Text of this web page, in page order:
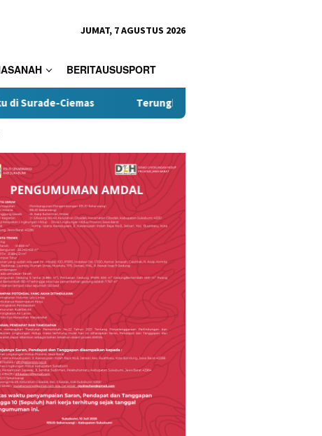
JUMAT, 7 AGUSTUS 2026
BERITAUSUSPORT
Terungkap, Kades Tamanjaya Diduga Terlibat Kasus